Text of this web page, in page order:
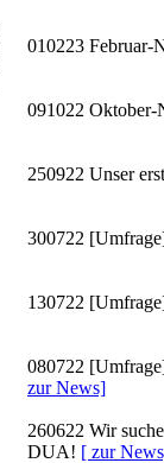
010223 Februar-
091022
250922 Unser
300722
130722
080722
zur News]
260622 Wir
DUA! [ zur